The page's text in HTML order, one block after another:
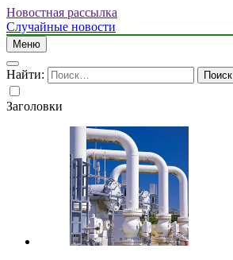
Новостная рассылка
Случайные новости
Меню
Найти:
Заголовки